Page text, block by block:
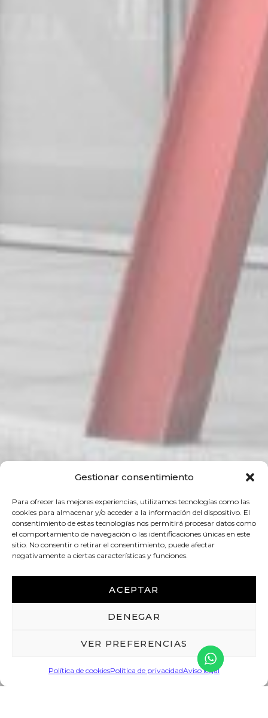
Gestionar consentimiento
Para ofrecer las mejores experiencias, utilizamos tecnologías como las
cookies para almacenar y/o acceder a la información del dispositivo. El
consentimiento de estas tecnologías nos permitirá procesar datos como
el comportamiento de navegación o las identificaciones únicas en este
sitio. No consentir o retirar el consentimiento, puede afectar
negativamente a ciertas características y funciones.
ACEPTAR
DENEGAR
VER PREFERENCIAS
Política de cookiesPolítica de privacidadAviso legal